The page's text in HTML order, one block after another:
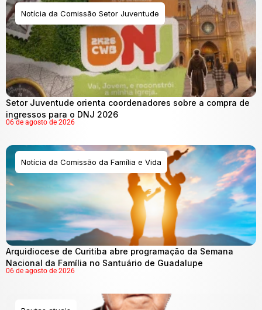
Notícia da Comissão Setor Juventude
Setor Juventude orienta coordenadores sobre a compra de
ingressos para o DNJ 2026
06 de agosto de 2026
Notícia da Comissão da Família e Vida
Arquidiocese de Curitiba abre programação da Semana
Nacional da Família no Santuário de Guadalupe
06 de agosto de 2026